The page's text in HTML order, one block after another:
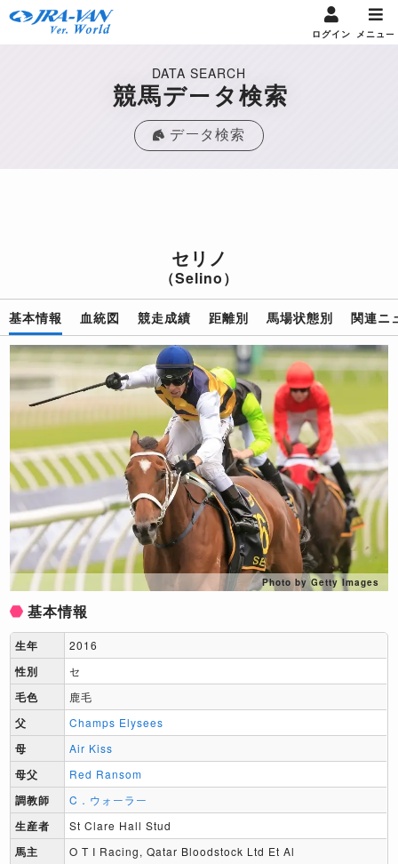
ログイン メニュー
DATA SEARCH
競馬データ検索
データ検索
セリノ
（Selino）
基本情報 血統図 競走成績 距離別 馬場状態別 関連ニ
Photo by Getty Images
基本情報
生年 2016
性別 セ
毛色 鹿毛
父 Champs Elysees
母 Air Kiss
母父 Red Ransom
調教師 C．ウォーラー
生産者 St Clare Hall Stud
馬主 O T I Racing, Qatar Bloodstock Ltd Et Al